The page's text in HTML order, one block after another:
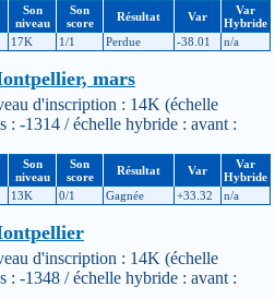
Son
niveau
Son
score
Résultat Var
Var
Hybride
17K 1/1 Perdue -38.01 n/a
mars
d'inscription : 14K (échelle
: -1314 / échelle hybride : avant :
Son
niveau
Son
score
Résultat Var
Var
Hybride
13K 0/1 Gagnée +33.32 n/a
d'inscription : 14K (échelle
: -1348 / échelle hybride : avant :